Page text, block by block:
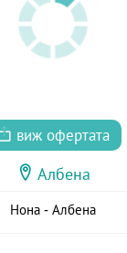
виж офертата
Албена
Нона - Албена